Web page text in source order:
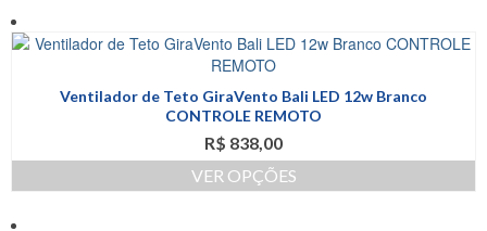
do
produto
tem
várias
As
opções
podem
ser
escolhidas
Ventilador de Teto GiraVento Bali LED 12w Branco
CONTROLE REMOTO
R$ 838,00
VER OPÇÕES